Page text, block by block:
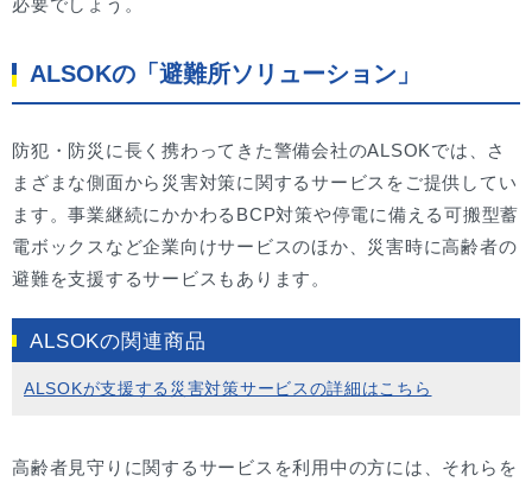
必要でしょう。
ALSOKの「避難所ソリューション」
防犯・防災に長く携わってきた警備会社のALSOKでは、さ
まざまな側面から災害対策に関するサービスをご提供してい
ます。事業継続にかかわるBCP対策や停電に備える可搬型蓄
電ボックスなど企業向けサービスのほか、災害時に高齢者の
避難を支援するサービスもあります。
ALSOKの関連商品
ALSOKが支援する災害対策サービスの詳細はこちら
高齢者見守りに関するサービスを利用中の方には、それらを